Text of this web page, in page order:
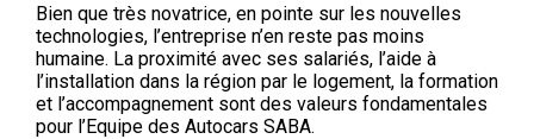
Bien que très novatrice, en pointe sur les nouvelles
technologies, l’entreprise n’en reste pas moins
humaine. La proximité avec ses salariés, l’aide à
l’installation dans la région par le logement, la formation
et l’accompagnement sont des valeurs fondamentales
pour l’Equipe des Autocars SABA.